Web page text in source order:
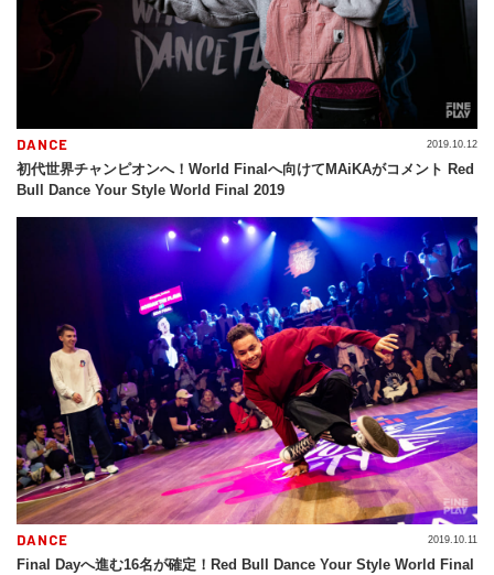
DANCE
初代世界チャンピオンへ！World Finalへ向けてMAiKAがコメント Red
Bull Dance Your Style World Final 2019
2019.10.12
DANCE
Final Dayへ進む16名が確定！Red Bull Dance Your Style World Final
2019.10.11